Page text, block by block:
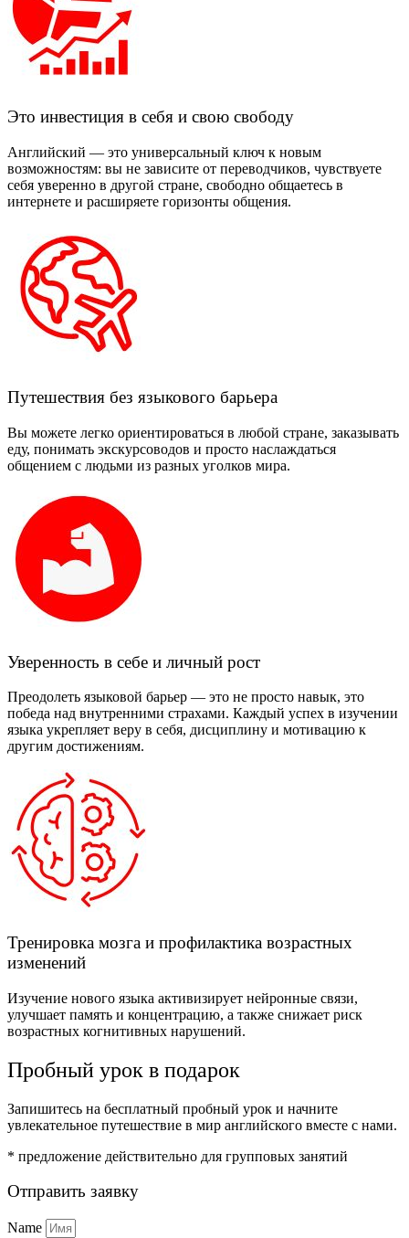
Это инвестиция в себя и свою свободу
Английский — это универсальный ключ к новым
возможностям: вы не зависите от переводчиков, чувствуете
себя уверенно в другой стране, свободно общаетесь в
интернете и расширяете горизонты общения.
Путешествия без языкового барьера
Вы можете легко ориентироваться в любой стране, заказывать
еду, понимать экскурсоводов и просто наслаждаться
общением с людьми из разных уголков мира.
Уверенность в себе и личный рост
Преодолеть языковой барьер — это не просто навык, это
победа над внутренними страхами. Каждый успех в изучении
языка укрепляет веру в себя, дисциплину и мотивацию к
другим достижениям.
Тренировка мозга и профилактика возрастных
изменений
Изучение нового языка активизирует нейронные связи,
улучшает память и концентрацию, а также снижает риск
возрастных когнитивных нарушений.
Пробный урок в подарок
Запишитесь на бесплатный пробный урок и начните
увлекательное путешествие в мир английского вместе с нами.
* предложение действительно для групповых занятий
Отправить заявку
Name